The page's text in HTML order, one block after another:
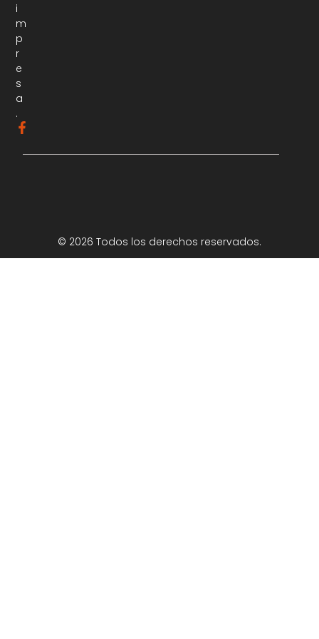
i
m
p
r
e
s
a
.
© 2026 Todos los derechos reservados.